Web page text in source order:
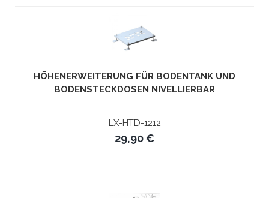
HÖHENERWEITERUNG FÜR BODENTANK UND
BODENSTECKDOSEN NIVELLIERBAR
LX-HTD-1212
29,90 €